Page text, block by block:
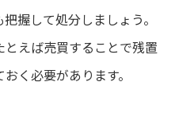
握して処分しましょう。
えば売買することで残置
く必要があります。